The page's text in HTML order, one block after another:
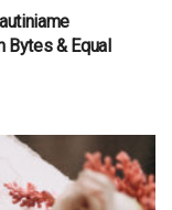
Bytes & Equal